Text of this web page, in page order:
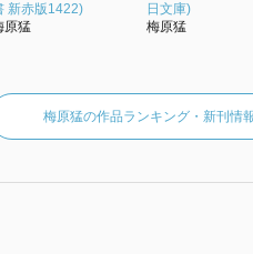
新赤版1422)
原猛
日文庫)
梅原猛
梅原猛の作品ランキング・新刊情